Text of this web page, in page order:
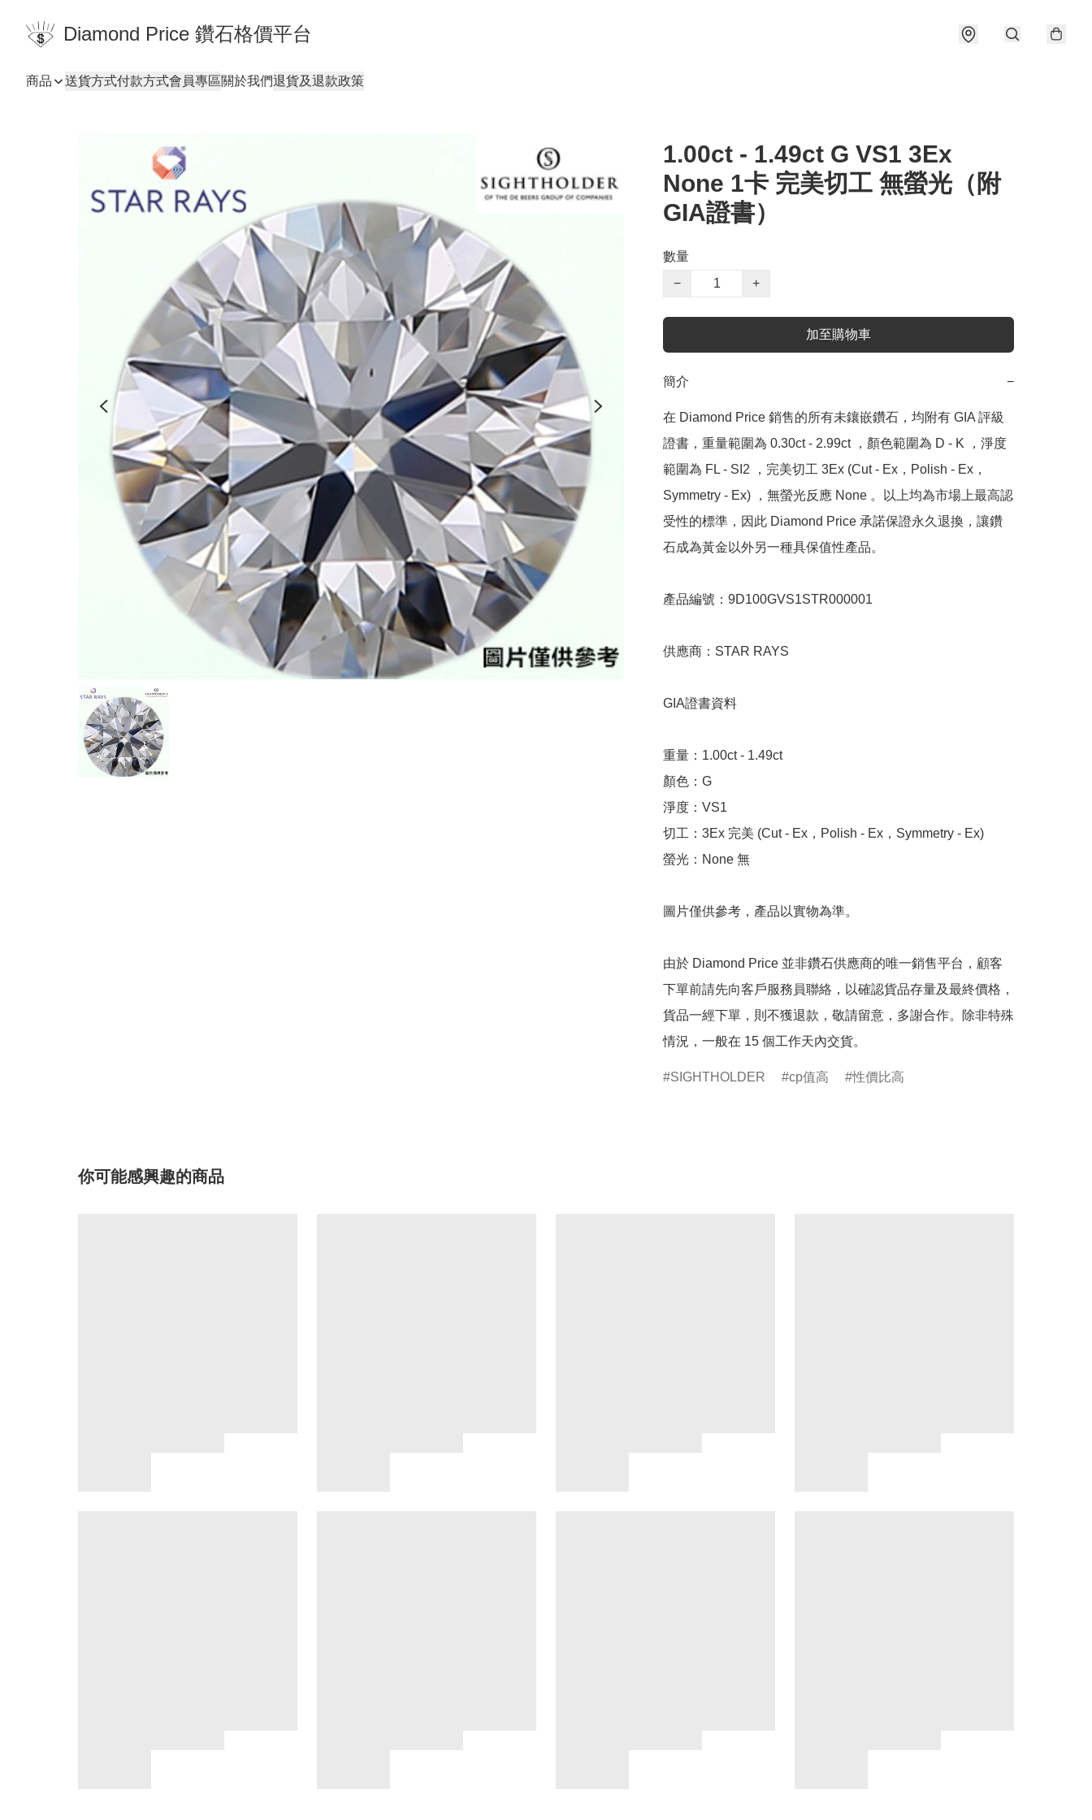
Diamond Price 鑽石格價平台
商品 送貨方式付款方式會員專區關於我們退貨及退款政策
1.00ct - 1.49ct G VS1 3Ex
None 1卡 完美切工 無螢光（附
GIA證書）
數量
−
+
加至購物車
簡介 −
在 Diamond Price 銷售的所有未鑲嵌鑽石，均附有 GIA 評級
證書，重量範圍為 0.30ct - 2.99ct ，顏色範圍為 D - K ，淨度
範圍為 FL - SI2 ，完美切工 3Ex (Cut - Ex，Polish - Ex，
Symmetry - Ex) ，無螢光反應 None 。以上均為市場上最高認
受性的標準，因此 Diamond Price 承諾保證永久退換，讓鑽
石成為黃金以外另一種具保值性產品。
產品編號：9D100GVS1STR000001
供應商：STAR RAYS
GIA證書資料
重量：1.00ct - 1.49ct
顏色：G
淨度：VS1
切工：3Ex 完美 (Cut - Ex，Polish - Ex，Symmetry - Ex)
螢光：None 無
圖片僅供參考，產品以實物為準。
由於 Diamond Price 並非鑽石供應商的唯一銷售平台，顧客
下單前請先向客戶服務員聯絡，以確認貨品存量及最終價格，
貨品一經下單，則不獲退款，敬請留意，多謝合作。除非特殊
情況，一般在 15 個工作天內交貨。
SIGHTHOLDER cp值高 性價比高
你可能感興趣的商品